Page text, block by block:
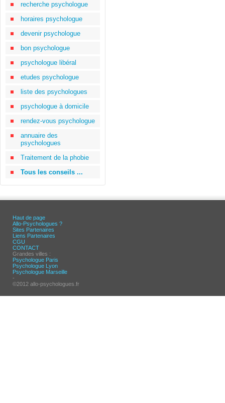
recherche psychologue
horaires psychologue
devenir psychologue
bon psychologue
psychologue libéral
etudes psychologue
liste des psychologues
psychologue à domicile
rendez-vous psychologue
annuaire des
psychologues
Traitement de la phobie
Tous les conseils ...
Haut de page
Allo-Psychologues ?
Sites Partenaires
Liens Partenaires
CGU
CONTACT
Grandes villes :
Psychologue Paris
Psychologue Lyon
Psychologue Marseille
-
©2012 allo-psychologues.fr